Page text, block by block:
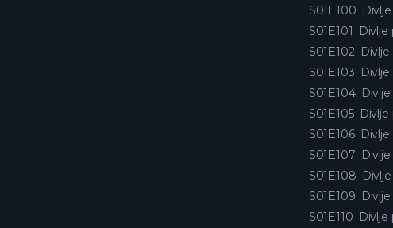
S01E100
S01E101
Divlje
S01E102 Divlje
S01E103 Divlje
S01E104
S01E105 Divlje
S01E106 Divlje
S01E107
S01E108
S01E109
S01E110 Divlje